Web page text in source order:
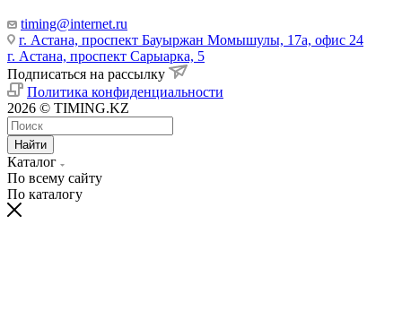
timing@internet.ru
г. Астана, проспект Бауыржан Момышулы, 17а, офис 24
г. Астана, проспект Сарыарка, 5
Подписаться на рассылку
Политика конфиденциальности
2026 © TIMING.KZ
Найти
Каталог
По всему сайту
По каталогу